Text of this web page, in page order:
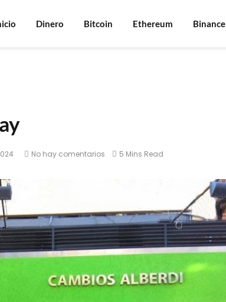
Dinero Bitcoin Ethereum Binance
No hay comentarios 5 Mins Read